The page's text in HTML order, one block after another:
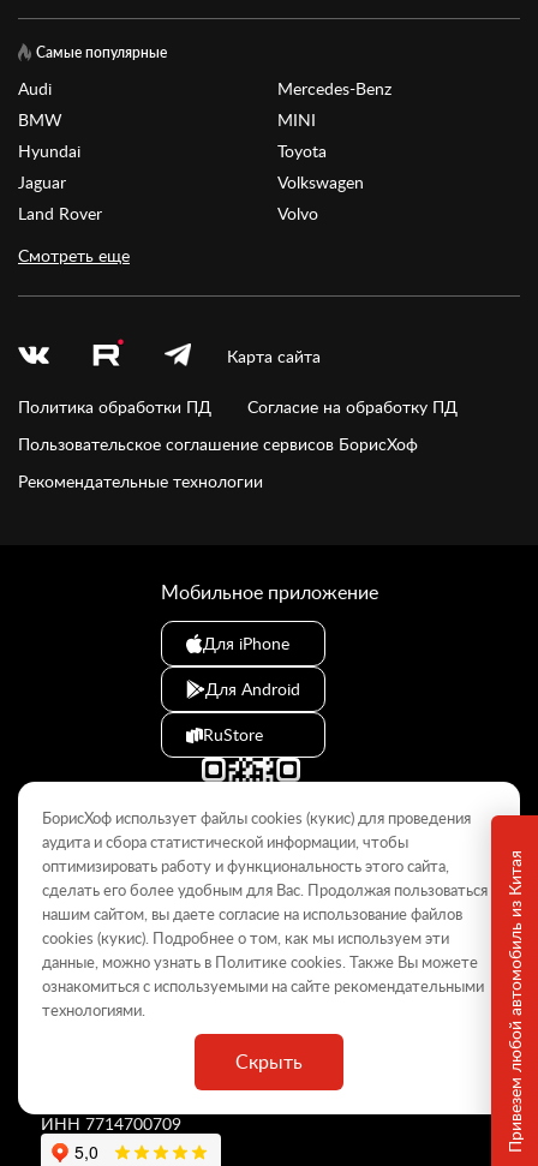
Привезем любой автомобиль из Китая
Самые популярные
Audi
BMW
Hyundai
Jaguar
Land Rover
Mercedes-Benz
MINI
Toyota
Volkswagen
Volvo
Смотреть еще
Карта сайта
Политика обработки ПД
Согласие на обработку ПД
Пользовательское соглашение сервисов БорисХоф
Рекомендательные технологии
© 2009–2026
Данный интернет-сайт носит информационный характер и не
является публичной офертой, определяемой положениями Статьи
437 ГК РФ. Для получения подробной информации обращайтесь в
дилерские центры.
БорисХоф Холдинг»
ИНН 7714700709
Мобильное приложение
Для iPhone
Для Android
RuStore
БорисХоф использует файлы cookies (кукиc) для проведения
аудита и сбора статистической информации, чтобы
оптимизировать работу и функциональность этого сайта,
сделать его более удобным для Вас. Продолжая пользоваться
нашим сайтом, вы даете согласие на использование файлов
cookies (кукиc). Подробнее о том, как мы используем эти
данные, можно узнать в Политикеcookies. Также Вы можете
ознакомиться с используемыми на сайте рекомендательными
технологиями.
Скрыть